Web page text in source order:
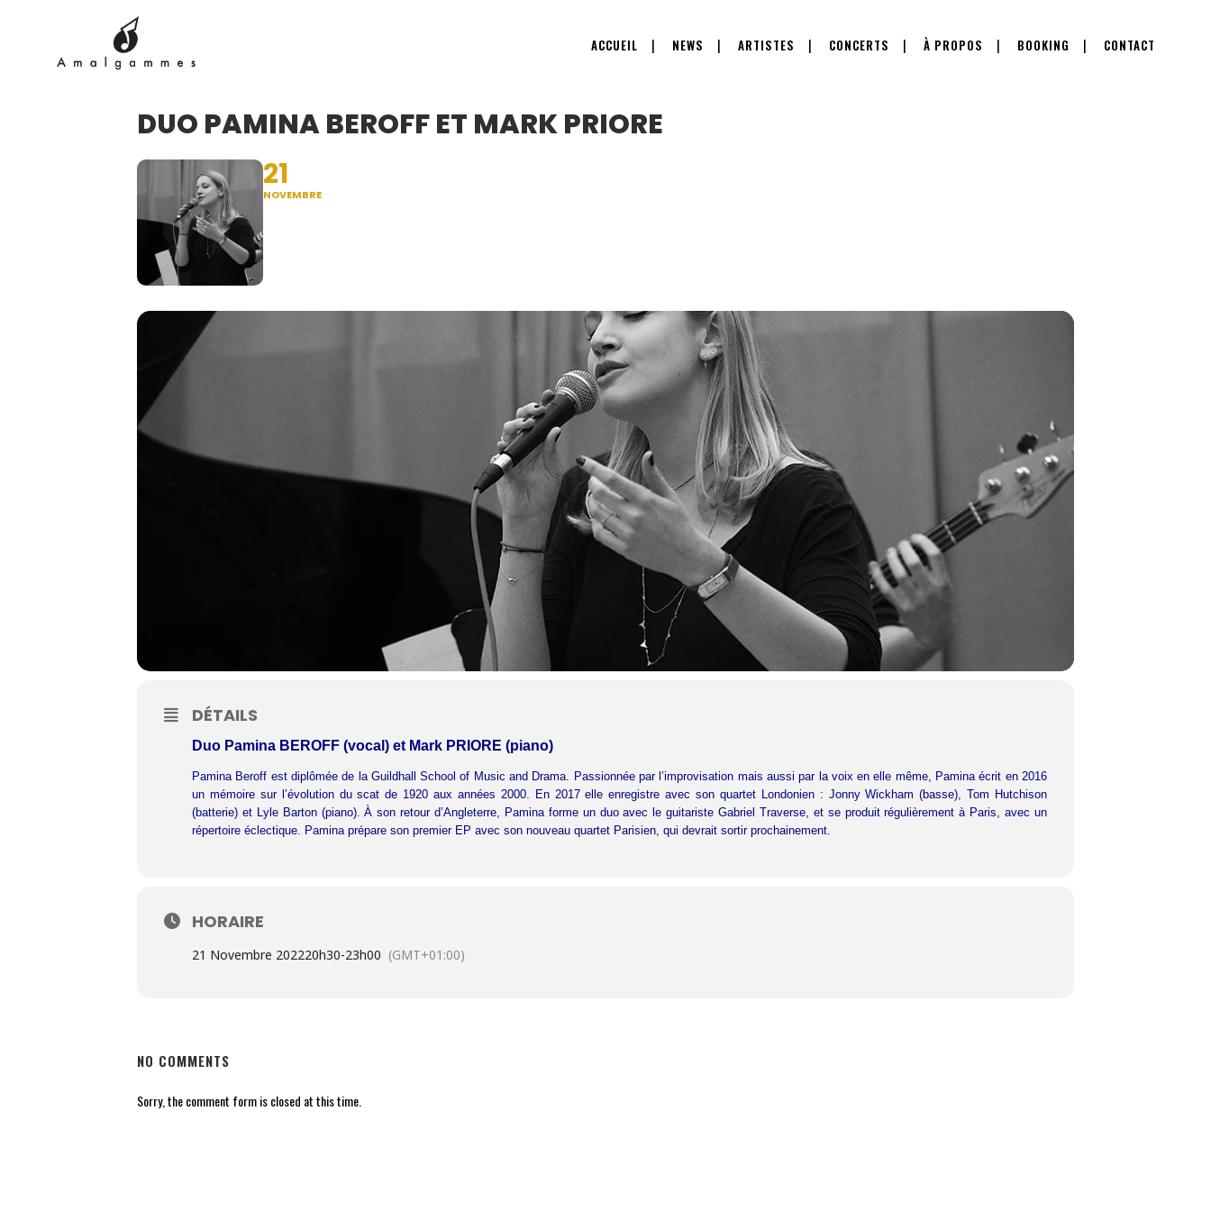
ACCUEIL NEWS ARTISTES CONCERTS À PROPOS BOOKING CONTACT
DUO PAMINA BEROFF ET MARK PRIORE
21
NOVEMBRE
DÉTAILS
Duo Pamina BEROFF (vocal) et Mark PRIORE (piano)
Pamina Beroff est diplômée de la Guildhall School of Music and Drama. Passionnée par l’improvisation mais aussi par la voix en elle même, Pamina écrit en 2016
un mémoire sur l’évolution du scat de 1920 aux années 2000. En 2017 elle enregistre avec son quartet Londonien : Jonny Wickham (basse), Tom Hutchison
(batterie) et Lyle Barton (piano). À son retour d’Angleterre, Pamina forme un duo avec le guitariste Gabriel Traverse, et se produit régulièrement à Paris, avec un
répertoire éclectique. Pamina prépare son premier EP avec son nouveau quartet Parisien, qui devrait sortir prochainement.
HORAIRE
21 Novembre 202220h30-23h00 (GMT+01:00)
NO COMMENTS
Sorry, the comment form is closed at this time.